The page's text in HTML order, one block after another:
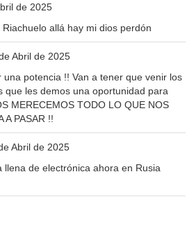
de 2025
allá hay mi dios perdón
Abril de 2025
potencia !! Van a tener que venir los
que les demos una oportunidad para
MERECEMOS TODO LO QUE NOS
A PASAR !!
Abril de 2025
llena de electrónica ahora en Rusia